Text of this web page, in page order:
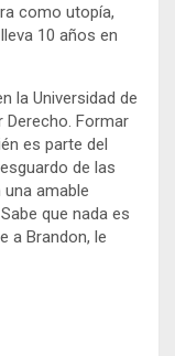
como utopía,
10 años en
la Universidad de
Derecho. Formar
es parte del
de las
amable
que nada es
a Brandon, le